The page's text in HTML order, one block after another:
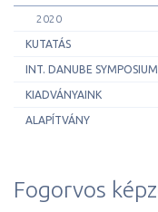
2020
KUTATÁS
INT. DANUBE SYMPOSIUM
KIADVÁNYAINK
ALAPÍTVÁNY
Fogorvos